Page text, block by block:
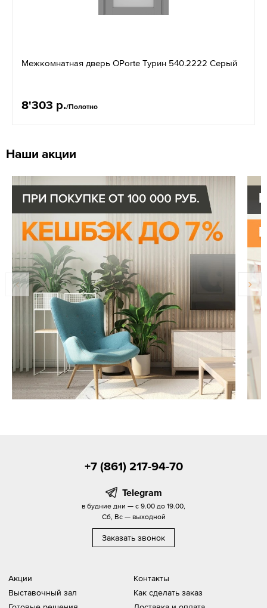
Межкомнатная дверь OPorte Турин 540.2222 Серый
8'303 р./Полотно
Наши акции
Акции
Выставочный зал
Контакты
Как сделать заказ
+7 (861) 217-94-70
Telegram
в будние дни — с 9.00 до 19.00,
Сб, Вс — выходной
Заказать звонок